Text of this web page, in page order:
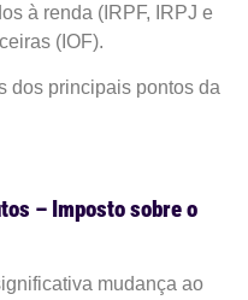
à renda (IRPF, IRPJ e
(IOF).
dos principais pontos da
– Imposto sobre o
mudança ao